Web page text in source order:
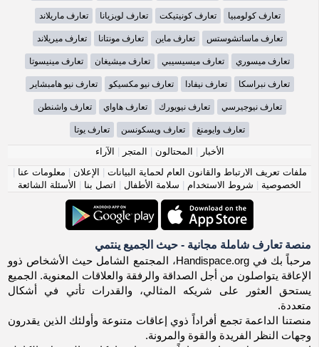
تعارف كولومبيا تعارف كونيتيكت تعارف لويزيانا تعارف ماريلاند
تعارف ماساتشوستس تعارف ماين تعارف مونتانا تعارف ميريلاند
تعارف ميسوري تعارف ميسيسيبي تعارف ميشيغان تعارف مينيسوتا
تعارف نبراسكا تعارف نيفادا تعارف نيو مكسيكو تعارف نيو هامبشاير
تعارف نيوجيرسي تعارف نيويورك تعارف هاواي تعارف واشنطن
تعارف وايومنغ تعارف ويسكونسن تعارف يوتا
الأخبار | المحتالون | المتجر | الآراء
ملفات تعريف الارتباط والقانون العام لحماية البيانات | الإعلان | معلومات عنا |
الخصوصية | شروط الاستخدام | سلامة الأطفال | اتصل بنا | الأسئلة الشائعة
منصة تعارف شاملة مجانية - حيث الجميع ينتمي
مرحباً بك في Handispace.org، المجتمع الشامل حيث الأشخاص ذوو
الإعاقة يتواصلون من أجل الصداقة والرفقة والعلاقات المعنوية. الجميع
يستحق العثور على شريكه المثالي، والقدرات تأتي في أشكال
متعددة.
منصتنا الداعمة تجمع أفراداً ذوي إعاقات متنوعة وأولئك الذين يقدرون
وجهات النظر الفريدة والقوة والمرونة.